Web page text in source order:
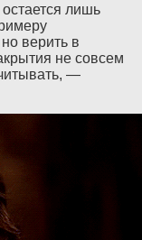
лишь
верить в
не совсем
—